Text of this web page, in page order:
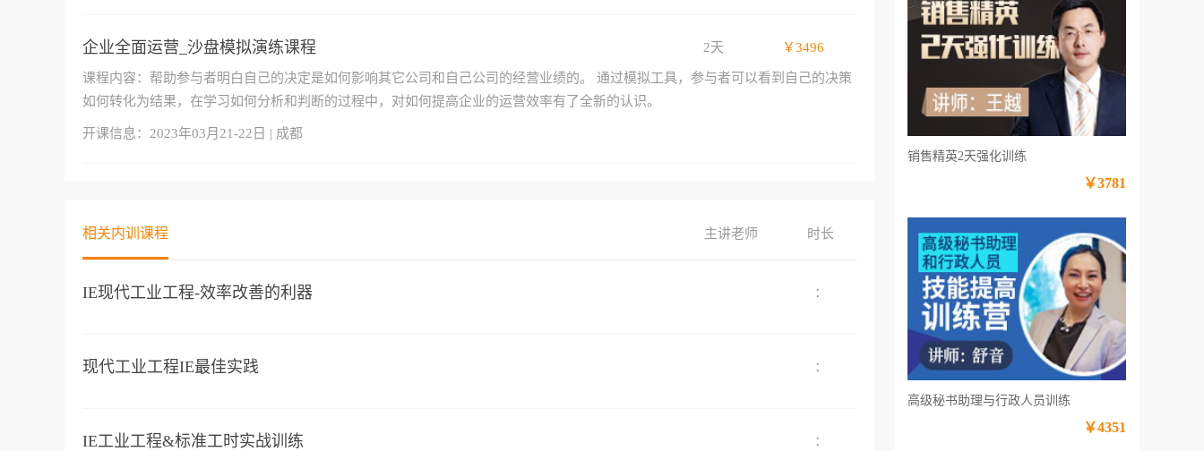
企业全面运营_沙盘模拟演练课程 ￥3496
2天
课程内容：帮助参与者明白自己的决定是如何影响其它公司和自己公司的经营业绩的。 通过模拟工具，参与者可以看到自己的决策
如何转化为结果，在学习如何分析和判断的过程中，对如何提高企业的运营效率有了全新的认识。
开课信息： 2023年03月21-22日 | 成都
相关内训课程 时长
主讲老师
IE现代工业工程-效率改善的利器 ：
现代工业工程IE最佳实践 ：
IE工业工程&标准工时实战训练 ：
销售精英2天强化训练
￥3781
高级秘书助理与行政人员训练
￥4351